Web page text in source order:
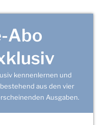
Abo
kennenlernen und
aus den vier
Ausgaben.